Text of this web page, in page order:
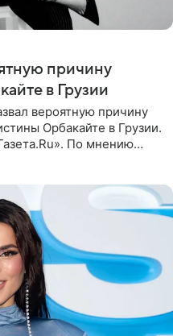
причину
в Грузии
вероятную причину
Орбакайте в Грузии.
По мнению